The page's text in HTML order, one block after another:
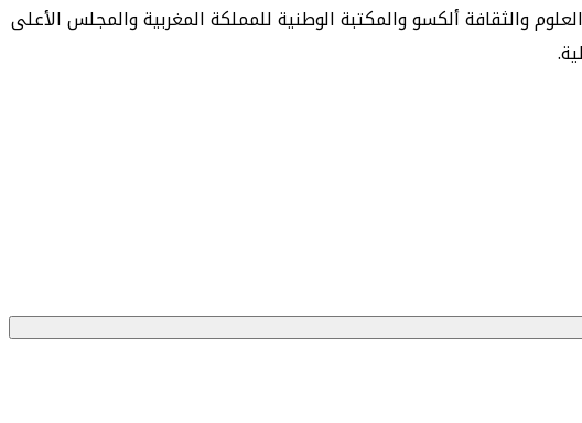
والثقافة ألكسو والمكتبة الوطنية للمملكة المغربية والمجلس الأعلى